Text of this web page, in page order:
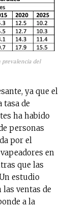
prevalencia del
ya que el
de
ha habido
personas
por el
en
que las
estudio
ventas de
a la